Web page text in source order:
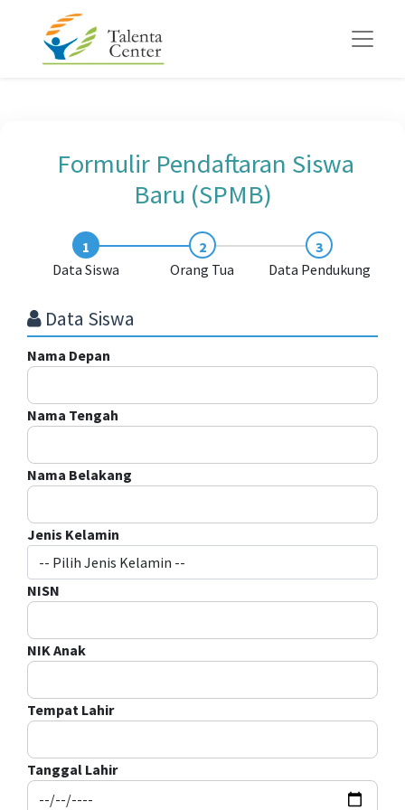
Formulir Pendaftaran Siswa
Baru (SPMB)
Data Siswa Orang Tua Data Pendukung
Data Siswa
Nama Depan
Nama Tengah
Nama Belakang
Jenis Kelamin
NISN
NIK Anak
Tempat Lahir
Tanggal Lahir